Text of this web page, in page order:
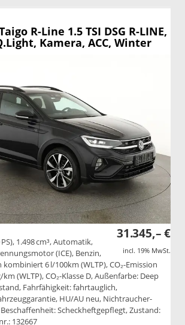
R-Line 1.5 TSI DSG R-LINE,
Kamera, ACC, Winter
31.345,– €
incl. 19% MwSt.
1.498 cm³, Automatik,
(ICE), Benzin,
6 l/100km (WLTP), CO₂-Emission
(WLTP), CO₂-Klasse D, Außenfarbe: Deep
Fahrfähigkeit: fahrtauglich,
HU/AU neu, Nichtraucher-
Scheckheftgepflegt, Zustand:
132667